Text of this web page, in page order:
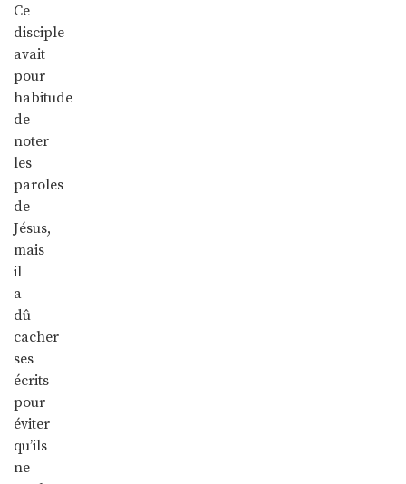
Ce
disciple
avait
pour
habitude
de
noter
les
paroles
de
Jésus,
mais
il
a
dû
cacher
ses
écrits
pour
éviter
qu’ils
ne